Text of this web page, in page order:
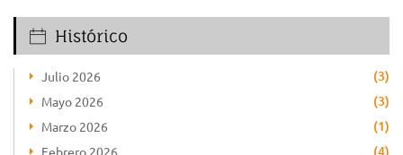
Histórico
Julio 2026 (3)
Mayo 2026 (3)
Marzo 2026 (1)
Febrero 2026 (4)